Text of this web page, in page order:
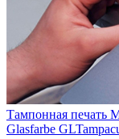
Тампонная печать
Glasfarbe GL